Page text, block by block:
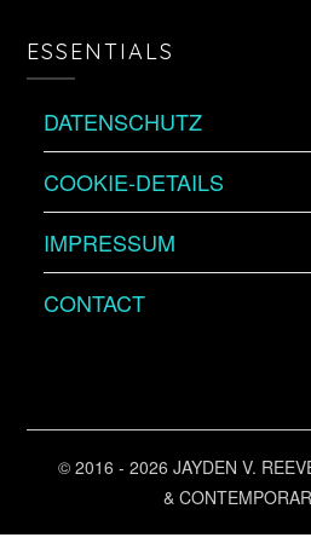
ESSENTIALS
DATENSCHUTZ
COOKIE-DETAILS
IMPRESSUM
CONTACT
© 2016 - 2026 JAYDEN V.
&